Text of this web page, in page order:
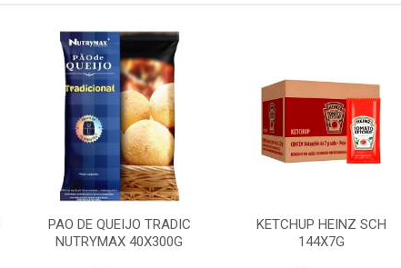
PAO DE QUEIJO TRADIC
NUTRYMAX 40X300G
KETCHUP HEINZ SCH
144X7G